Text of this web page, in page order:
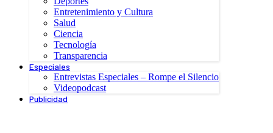
Entretenimiento y Cultura
Salud
Ciencia
Tecnología
Transparencia
Especiales
Entrevistas Especiales – Rompe el Silencio
Videopodcast
Publicidad